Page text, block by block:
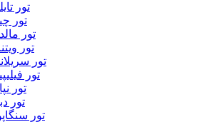
تور
تور
تور
تور
تور
تور
تور
تور
تور